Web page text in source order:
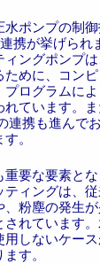
ポンプの制御
携が挙げられ
ィングポンプ
めに、コン
ログラムに
ています。
連携も進んで
。
要な要素とな
ィングは、
粉塵の発生が
れています
しないケー
す。